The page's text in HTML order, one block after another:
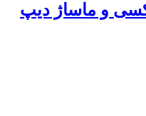
و ماساژ دیپ